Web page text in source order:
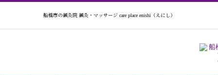
船橋市の鍼灸院 鍼灸・マッサージ care place enishi（えにし）